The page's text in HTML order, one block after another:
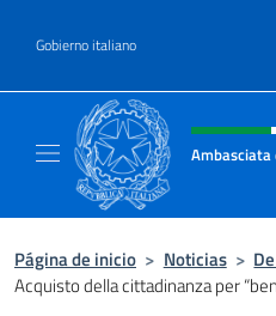
Gobierno italiano
Encabezado
Ambasciata
Página de inicio > Noticias >
Acquisto della cittadinanza per